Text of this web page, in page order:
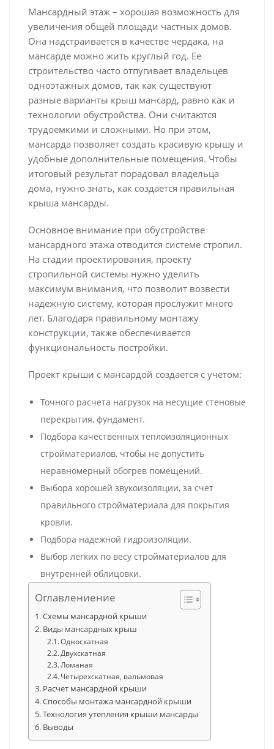
Мансардный этаж – хорошая возможность для
увеличения общей площади частных домов.
Она надстраивается в качестве чердака, на
мансарде можно жить круглый год. Ее
строительство часто отпугивает владельцев
одноэтажных домов, так как существуют
разные варианты крыш мансард, равно как и
технологии обустройства. Они считаются
трудоемкими и сложными. Но при этом,
мансарда позволяет создать красивую крышу и
удобные дополнительные помещения. Чтобы
итоговый результат порадовал владельца
дома, нужно знать, как создается правильная
крыша мансарды.
Основное внимание при обустройстве
мансардного этажа отводится системе стропил.
На стадии проектирования, проекту
стропильной системы нужно уделить
максимум внимания, что позволит возвести
надежную систему, которая прослужит много
лет. Благодаря правильному монтажу
конструкции, также обеспечивается
функциональность постройки.
Проект крыши с мансардой создается с учетом:
Точного расчета нагрузок на несущие стеновые
перекрытия, фундамент.
Подбора качественных теплоизоляционных
стройматериалов, чтобы не допустить
неравномерный обогрев помещений.
Выбора хорошей звукоизоляции, за счет
правильного стройматериала для покрытия
кровли.
Подбора надежной гидроизоляции.
Выбор легких по весу стройматериалов для
внутренней облицовки.
Оглавлениение
Схемы мансардной крыши
Виды мансардных крыш
Односкатная
Двухскатная
Ломаная
Четырехскатная, вальмовая
Расчет мансардной крыши
Способы монтажа мансардной крыши
Технология утепления крыши мансарды
Выводы